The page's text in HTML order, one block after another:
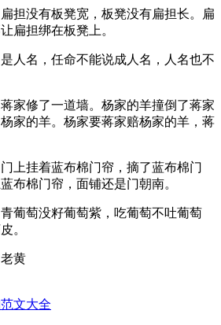
担没有板凳宽，板凳没有扁担长。扁
扁担绑在板凳上。
人名，任命不能说成人名，人名也不
家修了一道墙。杨家的羊撞倒了蒋家
家的羊。杨家要蒋家赔杨家的羊，蒋
上挂着蓝布棉门帘，摘了蓝布棉门
布棉门帘，面铺还是门朝南。
葡萄没籽葡萄紫，吃葡萄不吐葡萄
。
黄
文大全